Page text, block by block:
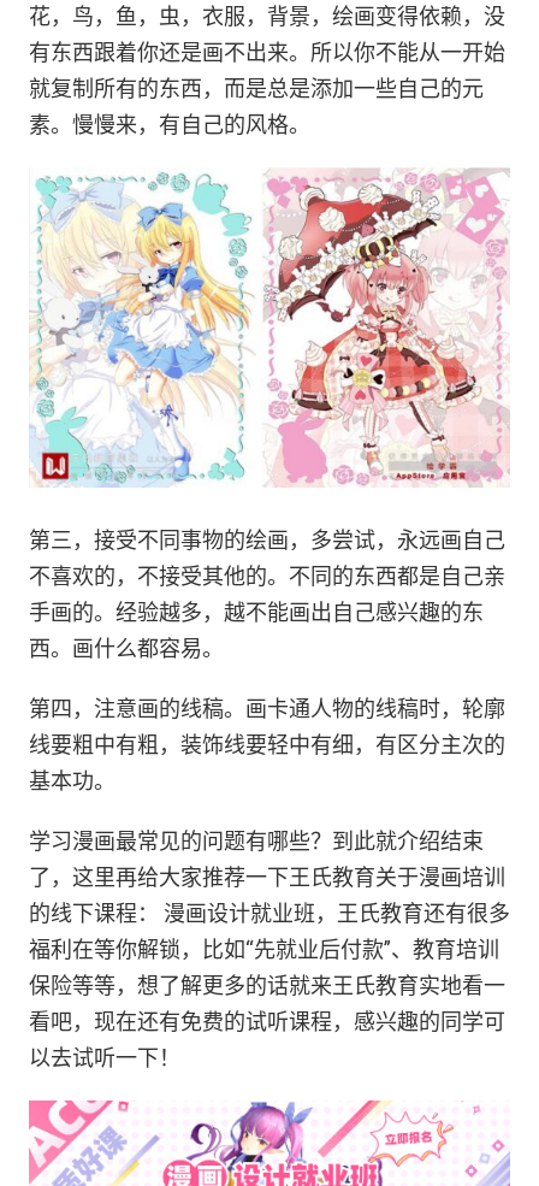
花，鸟，鱼，虫，衣服，背景，绘画变得依赖，没
有东西跟着你还是画不出来。所以你不能从一开始
就复制所有的东西，而是总是添加一些自己的元
素。慢慢来，有自己的风格。
第三，接受不同事物的绘画，多尝试，永远画自己
不喜欢的，不接受其他的。不同的东西都是自己亲
手画的。经验越多，越不能画出自己感兴趣的东
西。画什么都容易。
第四，注意画的线稿。画卡通人物的线稿时，轮廓
线要粗中有粗，装饰线要轻中有细，有区分主次的
基本功。
学习漫画最常见的问题有哪些？到此就介绍结束
了，这里再给大家推荐一下王氏教育关于漫画培训
的线下课程： 漫画设计就业班，王氏教育还有很多
福利在等你解锁，比如“先就业后付款”、教育培训
保险等等，想了解更多的话就来王氏教育实地看一
看吧，现在还有免费的试听课程，感兴趣的同学可
以去试听一下！